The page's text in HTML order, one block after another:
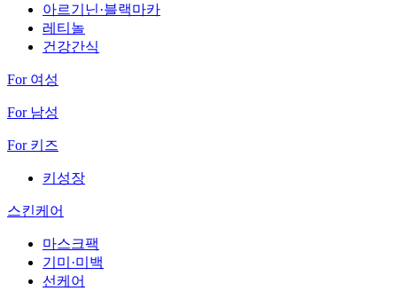
아르기닌·블랙마카
레티놀
건강간식
For 여성
For 남성
For 키즈
키성장
스킨케어
마스크팩
기미·미백
선케어